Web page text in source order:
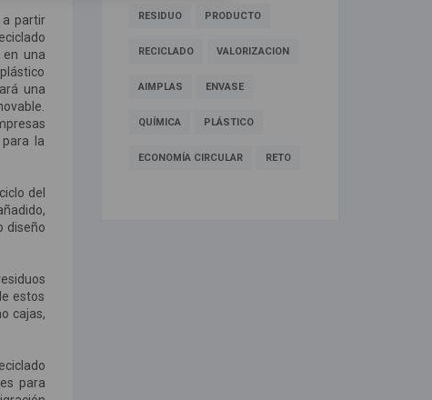
a partir
en una
una
la
del
diseño
estos
cajas,
para
RESIDUO PRODUCTO
RECICLADO VALORIZACION
AIMPLAS ENVASE
QUÍMICA PLÁSTICO
ECONOMÍA CIRCULAR RETO